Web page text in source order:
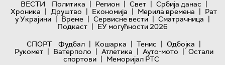
ВЕСТИ Политика | Регион | Свет | Србија данас |
Хроника | Друштво | Економија | Мерила времена | Рат
у Украјини | Време | Сервисне вести | Сматрачница |
Подкаст | ЕУ могућности 2026
СПОРТ
Фудбал | Кошарка | Тенис | Одбојка |
Рукомет | Ватерполо | Атлетика | Ауто-мото | Остали
спортови | Меморијал РТС